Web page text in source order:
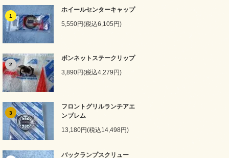
1
ホイールセンターキャップ
5,550円(税込6,105円)
2
ボンネットステークリップ
3,890円(税込4,279円)
3
フロントグリルランチアエ
ンブレム
13,180円(税込14,498円)
バックランプスクリュー